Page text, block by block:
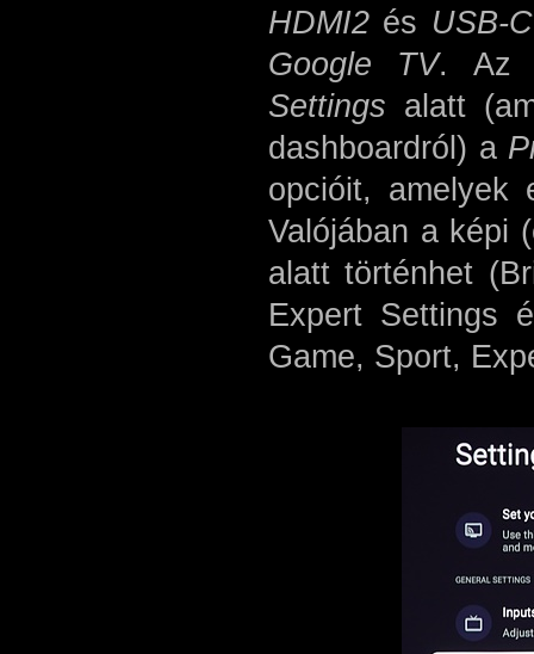
HDMI2 és USB-C
Google TV. Az
Settings alatt
dashboardról) a
opcióit,
Valójában a képi
alatt történhet
Expert Settings
Game, Sport,